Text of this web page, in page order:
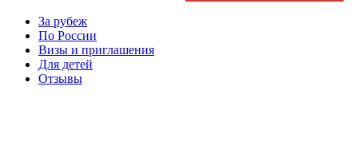
За рубеж
По России
Визы и приглашения
Для детей
Отзывы